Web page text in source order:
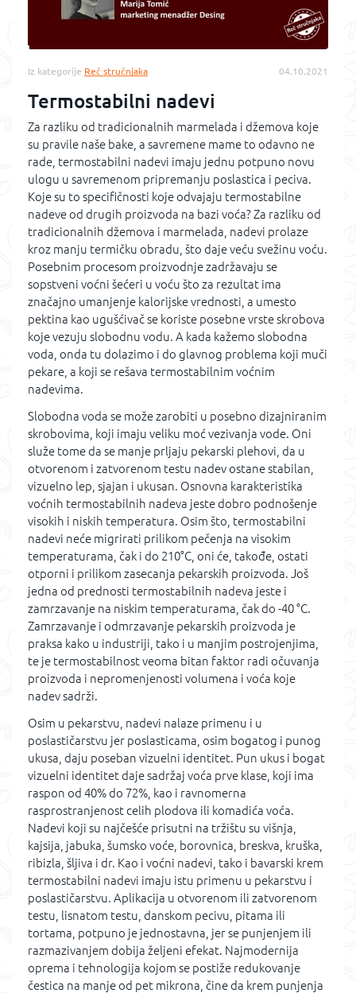
Iz kategorije Reč stručnjaka 04.10.2021
Termostabilni nadevi
Za razliku od tradicionalnih marmelada i džemova koje
su pravile naše bake, a savremene mame to odavno ne
rade, termostabilni nadevi imaju jednu potpuno novu
ulogu u savremenom pripremanju poslastica i peciva.
Koje su to specifičnosti koje odvajaju termostabilne
nadeve od drugih proizvoda na bazi voća? Za razliku od
tradicionalnih džemova i marmelada, nadevi prolaze
kroz manju termičku obradu, što daje veću svežinu voću.
Posebnim procesom proizvodnje zadržavaju se
sopstveni voćni šećeri u voću što za rezultat ima
značajno umanjenje kalorijske vrednosti, a umesto
pektina kao ugušćivač se koriste posebne vrste skrobova
koje vezuju slobodnu vodu. A kada kažemo slobodna
voda, onda tu dolazimo i do glavnog problema koji muči
pekare, a koji se rešava termostabilnim voćnim
nadevima.
Slobodna voda se može zarobiti u posebno dizajniranim
skrobovima, koji imaju veliku moć vezivanja vode. Oni
služe tome da se manje prljaju pekarski plehovi, da u
otvorenom i zatvorenom testu nadev ostane stabilan,
vizuelno lep, sjajan i ukusan. Osnovna karakteristika
voćnih termostabilnih nadeva jeste dobro podnošenje
visokih i niskih temperatura. Osim što, termostabilni
nadevi neće migrirati prilikom pečenja na visokim
temperaturama, čak i do 210°C, oni će, takođe, ostati
otporni i prilikom zasecanja pekarskih proizvoda. Još
jedna od prednosti termostabilnih nadeva jeste i
zamrzavanje na niskim temperaturama, čak do -40 °C.
Zamrzavanje i odmrzavanje pekarskih proizvoda je
praksa kako u industriji, tako i u manjim postrojenjima,
te je termostabilnost veoma bitan faktor radi očuvanja
proizvoda i nepromenjenosti volumena i voća koje
nadev sadrži.
Osim u pekarstvu, nadevi nalaze primenu i u
poslastičarstvu jer poslasticama, osim bogatog i punog
ukusa, daju poseban vizuelni identitet. Pun ukus i bogat
vizuelni identitet daje sadržaj voća prve klase, koji ima
raspon od 40% do 72%, kao i ravnomerna
rasprostranjenost celih plodova ili komadića voća.
Nadevi koji su najčešće prisutni na tržištu su višnja,
kajsija, jabuka, šumsko voće, borovnica, breskva, kruška,
ribizla, šljiva i dr. Kao i voćni nadevi, tako i bavarski krem
termostabilni nadevi imaju istu primenu u pekarstvu i
poslastičarstvu. Aplikacija u otvorenom ili zatvorenom
testu, lisnatom testu, danskom pecivu, pitama ili
tortama, potpuno je jednostavna, jer se punjenjem ili
razmazivanjem dobija željeni efekat. Najmodernija
oprema i tehnologija kojom se postiže redukovanje
čestica na manje od pet mikrona, čine da krem punjenja